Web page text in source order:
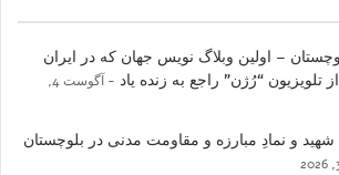
– اولین وبلاگ نویس جهان که در ایران
“رُژن” راجع به زنده یاد
آگوست 4,
شهید و نمادِ مبارزه و مقاومت مدنی در بلوچستان